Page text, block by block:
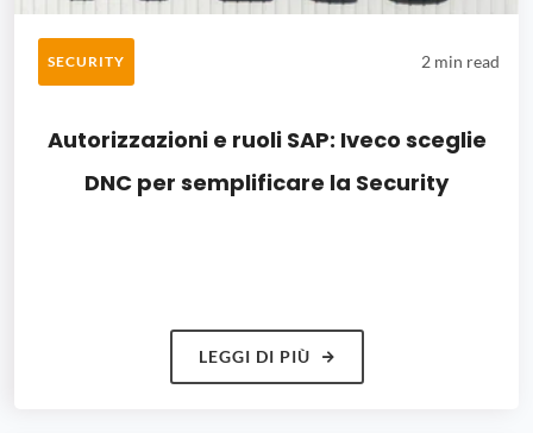
SECURITY 2 min read
Autorizzazioni e ruoli SAP: Iveco sceglie
DNC per semplificare la Security
LEGGI DI PIÙ